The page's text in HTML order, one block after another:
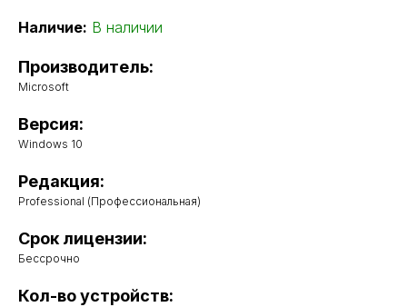
Наличие: В наличии
Производитель:
Microsoft
Версия:
Windows 10
Редакция:
Professional (Профессиональная)
Срок лицензии:
Бессрочно
Кол-во устройств: